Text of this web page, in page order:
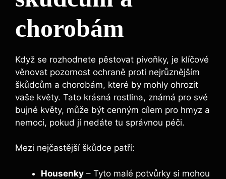
⁤chorobám
Když se rozhodnete​ pěstovat pivoňky, je klíčové
věnovat pozornost ochraně proti nejrůznějším
škůdcům a chorobám, které by mohly⁢ ohrozit
vaše květy.‌ Tato ‍krásná rostlina, známá pro své⁤
bujné květy, může být ⁤cenným cílem pro hmyz a
nemoci, pokud⁤ jí nedáte tu správnou péči.
Mezi nejčastější škůdce ⁢patří:
Housenky – Tyto​ malé ⁣potvůrky si mohou